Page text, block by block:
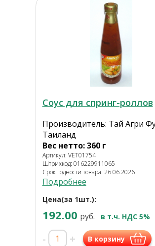
Соус для спринг-роллов
Производитель: Тай Агри
Таиланд
Вес нетто: 360 г
Артикул: VET01754
Штрихкод: 016229911065
Срок годности товара: 26.06.2026
Подробнее
Цена(за 1шт.):
192.00 руб. в т.ч. НДС 5%
- + В корзину